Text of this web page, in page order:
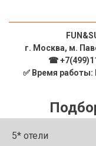
г. Москва, м.
☎
✅ Время работы:
5* отели